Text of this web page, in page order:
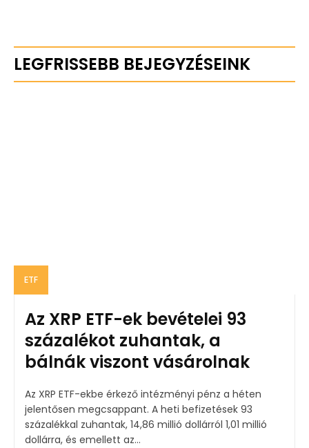
LEGFRISSEBB BEJEGYZÉSEINK
ETF
Az XRP ETF-ek bevételei 93
százalékot zuhantak, a
bálnák viszont vásárolnak
Az XRP ETF-ekbe érkező intézményi pénz a héten
jelentősen megcsappant. A heti befizetések 93
százalékkal zuhantak, 14,86 millió dollárról 1,01 millió
dollárra, és emellett az...